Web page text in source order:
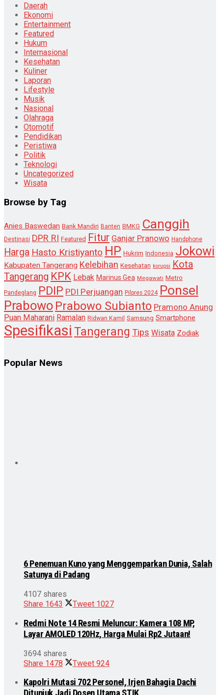
Daerah
Ekonomi
Entertainment
Featured
Hukum
Internasional
Kesehatan
Kuliner
Laporan
Lifestyle
Musik
Nasional
Olahraga
Otomotif
Pendidikan
Peristiwa
Politik
Teknologi
Uncategorized
Wisata
Browse by Tag
Anies Baswedan Bank Mandiri Banten BMKG Canggih
Destinasi DPR RI Featured Fitur Ganjar Pranowo Handphone
Harga Hasto Kristiyanto HP Hukrim Indonesia Jokowi
Kabupaten Tangerang Kelebihan Kesehatan korupsi Kota
Tangerang KPK Lebak Marinus Gea Megawati Metro
Pandeglang PDIP PDI Perjuangan Pilpres 2024 Ponsel
Prabowo Prabowo Subianto Pramono Anung
Puan Maharani Ramalan Ridwan Kamil Samsung Smartphone
Spesifikasi Tangerang Tips Wisata Zodiak
Popular News
6 Penemuan Kuno yang Menggemparkan Dunia, Salah
Satunya di Padang
4107 shares
Share 1643 Tweet 1027
Redmi Note 14 Resmi Meluncur: Kamera 108 MP,
Layar AMOLED 120Hz, Harga Mulai Rp2 Jutaan!
3694 shares
Share 1478 Tweet 924
Kapolri Mutasi 702 Personel, Irjen Bahagia Dachi